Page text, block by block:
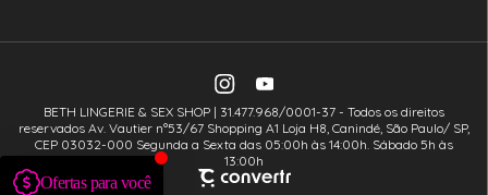
BETH LINGERIE & SEX SHOP | 31.477.968/0001-37 - Todos os direitos
reservados Av. Vautier n°53/67 Shopping A1 Loja H8, Canindé, São Paulo/ SP,
CEP 03032-000 Segunda a Sexta das 05:00h às 14:00h. Sábado 5h às
13:00h